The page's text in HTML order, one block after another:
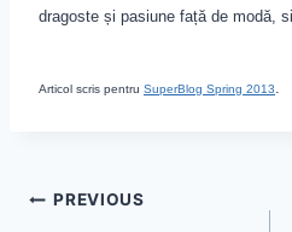
dragoste și pasiune față de modă,
Articol scris pentru SuperBlog Spring 2013
Post
PREVIOUS